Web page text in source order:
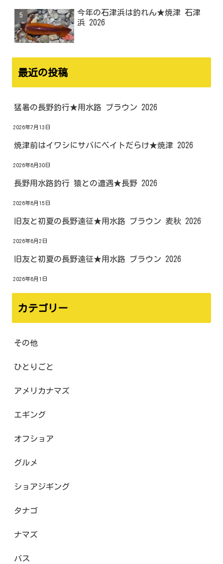
今年の石津浜は釣れん★焼津 石津
浜 2026
最近の投稿
猛暑の長野釣行★用水路 ブラウン 2026
2026年7月13日
焼津前はイワシにサバにベイトだらけ★焼津 2026
2026年6月30日
長野用水路釣行 猿との遭遇★長野 2026
2026年6月15日
旧友と初夏の長野遠征★用水路 ブラウン 麦秋 2026
2026年6月2日
旧友と初夏の長野遠征★用水路 ブラウン 2026
2026年6月1日
カテゴリー
その他
ひとりごと
アメリカナマズ
エギング
オフショア
グルメ
ショアジギング
タナゴ
ナマズ
バス